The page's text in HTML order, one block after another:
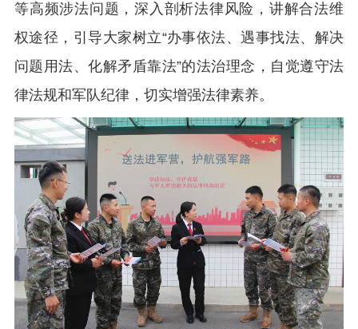
等高频涉法问题，深入剖析法律风险，讲解合法维
权途径，引导大家树立“办事依法、遇事找法、解决
问题用法、化解矛盾靠法”的法治理念，自觉遵守法
律法规和军队纪律，切实增强法律素养。